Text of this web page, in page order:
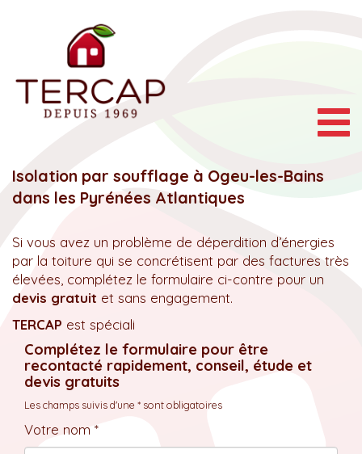
Isolation par soufflage à Ogeu-les-Bains
dans les Pyrénées Atlantiques
Si vous avez un problème de déperdition d’énergies
par la toiture qui se concrétisent par des factures très
élevées, complétez le formulaire ci-contre pour un
devis gratuit et sans engagement.
TERCAP est spéciali
Complétez le formulaire pour être
recontacté rapidement, conseil, étude et
devis gratuits
Les champs suivis d'une * sont obligatoires
Votre nom *